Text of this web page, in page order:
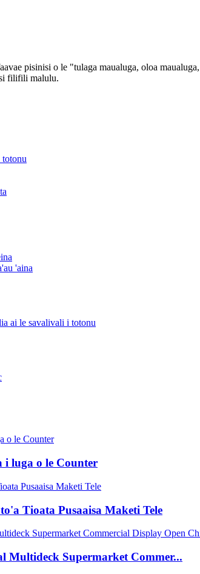
pisinisi o le "tulaga maualuga, oloa
filifili malulu.
totonu
'aina
ai le savalivali i totonu
i luga o le Counter
Tioata Pusaaisa Maketi Tele
Multideck Supermarket Commer...